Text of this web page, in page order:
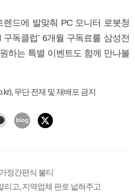
드에 발맞춰 PC 모니터 로봇청
구독클럽’ 6개월 구독료를 삼성전
하는 특별 이벤트도 함께 만나볼
무단 전재 및 재배포 금지
정간편식 불티
리고, 지역업체 판로 넓혀주고